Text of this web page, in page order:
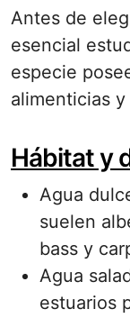
Antes de
esencial
especie
alimenticias
Hábitat y
Agua
suelen
bass y
Agua
estuarios